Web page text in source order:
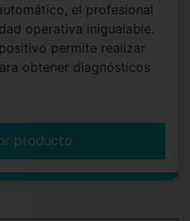
el profesional
operativa inigualable.
permite realizar
obtener diagnósticos
producto